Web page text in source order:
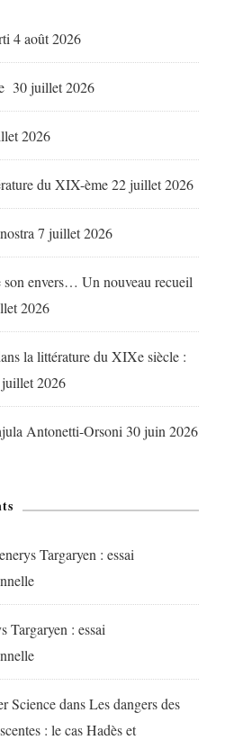
4 août 2026
30 juillet 2026
2026
du XIX-ème22 juillet 2026
7 juillet 2026
son envers… Un nouveau recueil
2026
la littérature du XIXe siècle :
2026
Antonetti-Orsoni 30 juin 2026
Targaryen : essai
Targaryen : essai
SciencedansLes dangers des
: le cas Hadès et